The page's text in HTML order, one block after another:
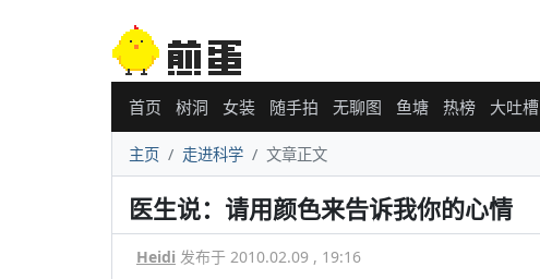
首页 树洞 女装 随手拍 无聊图 鱼塘 热榜 大吐槽
主页 走进科学 文章正文
医生说：请用颜色来告诉我你的心情
Heidi 发布于 2010.02.09 , 19:16